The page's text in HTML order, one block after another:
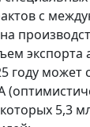
с
экспорта
году может
5,3